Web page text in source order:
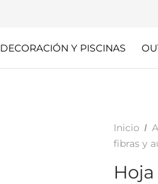
DECORACIÓN Y PISCINAS
Inicio /
fibras y